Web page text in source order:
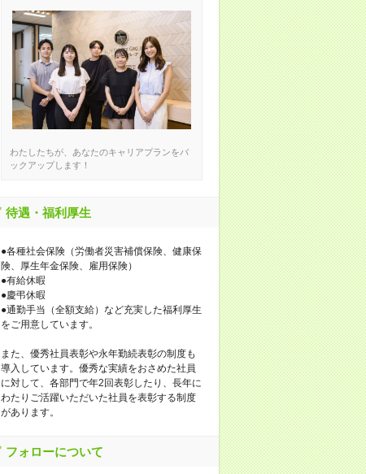
わたしたちが、あなたのキャリアプランをバ
ックアップします！
待遇・福利厚生
●各種社会保険（労働者災害補償保険、健康保
険、厚生年金保険、雇用保険）
●有給休暇
●慶弔休暇
●通勤手当（全額支給）など充実した福利厚生
をご用意しています。
また、優秀社員表彰や永年勤続表彰の制度も
導入しています。優秀な実績をおさめた社員
に対して、各部門で年2回表彰したり、長年に
わたりご活躍いただいた社員を表彰する制度
があります。
フォローについて